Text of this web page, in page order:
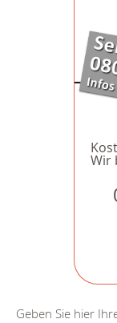
Wir
Geben Sie hier